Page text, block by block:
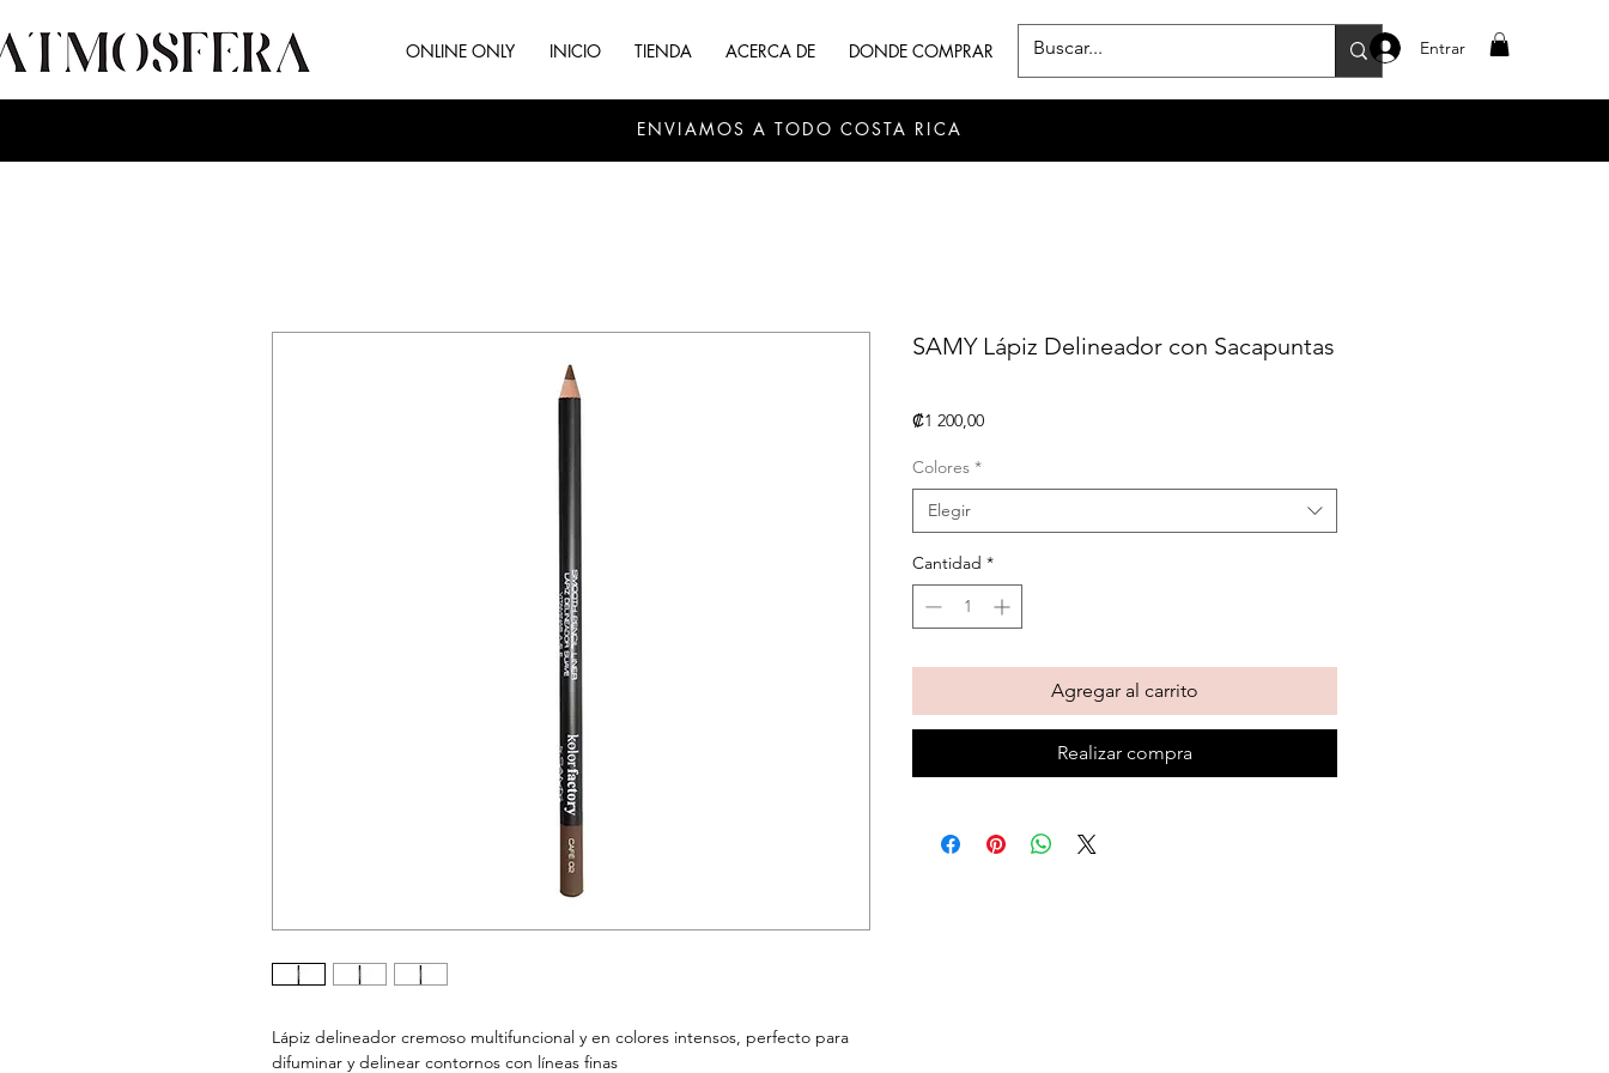
Entrar
ONLINE ONLY INICIO TIENDA ACERCA DE DONDE COMPRAR
ENVIAMOS A TODO COSTA RICA
Lápiz delineador cremoso multifuncional y en colores intensos, perfecto para
difuminar y delinear contornos con líneas finas
SAMY Lápiz Delineador con Sacapuntas
₡1 200,00Precio
Colores *
Elegir
Cantidad *
Agregar al carrito
Realizar compra